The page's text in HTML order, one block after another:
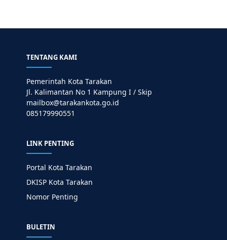
TENTANG KAMI
Pemerintah Kota Tarakan
Jl. Kalimantan No 1 Kampung I / Skip
mailbox@tarakankota.go.id
085179990551
LINK PENTING
Portal Kota Tarakan
DKISP Kota Tarakan
Nomor Penting
BULETIN